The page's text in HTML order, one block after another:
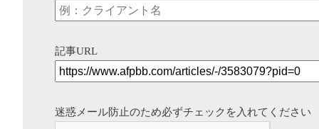
記事URL
迷惑メール防止のため必ずチェックを入れてください